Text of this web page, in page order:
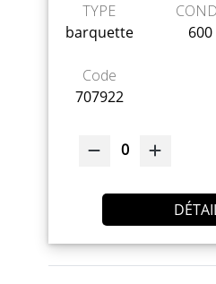
TYPE
barquette
600
Code
707922
0